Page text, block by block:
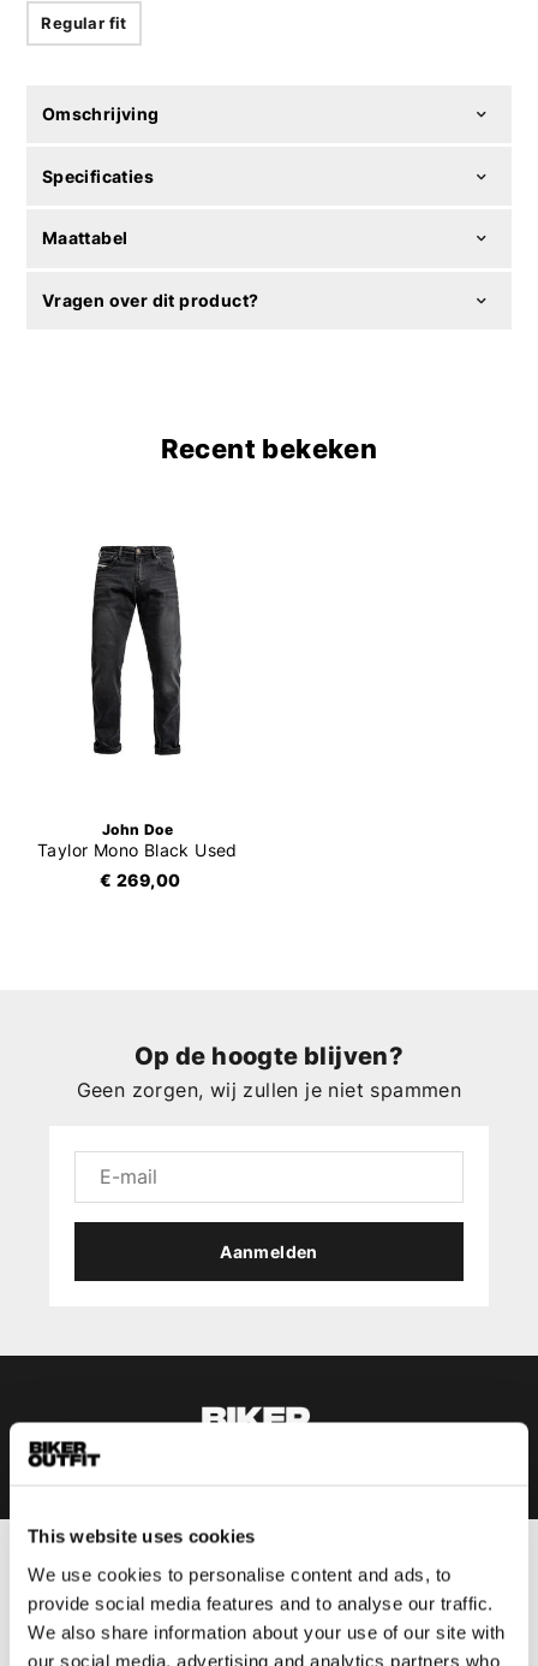
This website uses cookies
We use cookies to personalise content and ads, to
provide social media features and to analyse our traffic.
We also share information about your use of our site with
our social media, advertising and analytics partners who
Regular fit
Omschrijving
Specificaties
Maattabel
Vragen over dit product?
Recent bekeken
John Doe
Taylor Mono Black Used
€ 269,00
Op de hoogte blijven?
Geen zorgen, wij zullen je niet spammen
Aanmelden
Heren
Motorkleding heren
Motorjas heren